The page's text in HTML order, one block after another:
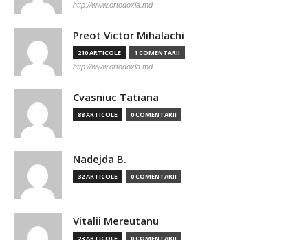
http://www.ortodoxia.md
Preot Victor Mihalachi
210 ARTICOLE 1 COMENTARII
http://www.ortodoxia.md
Cvasniuc Tatiana
88 ARTICOLE 0 COMENTARII
Nadejda B.
32 ARTICOLE 0 COMENTARII
Vitalii Mereutanu